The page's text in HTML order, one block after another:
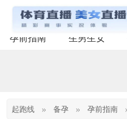
孕前指南 生男生女
起跑线 » 备孕 » 孕前指南